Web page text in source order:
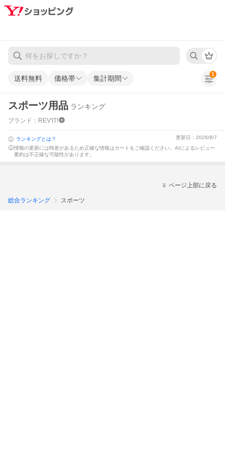
送料無料 価格帯 集計期間
1
スポーツ用品 ランキング
ブランド：REV'IT!
ランキングとは？
更新日：2026/8/7
情報の更新には時差があるため正確な情報はカートをご確認ください。 AIによるレビュー
要約は不正確な可能性があります。
ページ上部に戻る
総合ランキング スポーツ